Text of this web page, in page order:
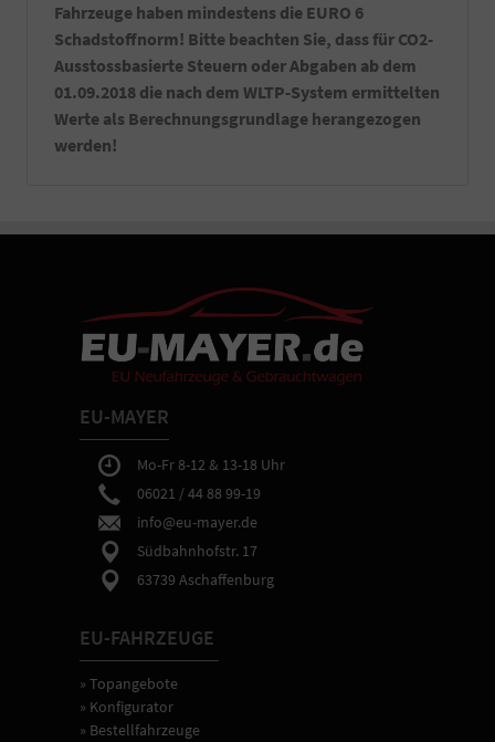
Fahrzeuge haben mindestens die EURO 6
Schadstoffnorm! Bitte beachten Sie, dass für CO2-
Ausstossbasierte Steuern oder Abgaben ab dem
01.09.2018 die nach dem WLTP-System ermittelten
Werte als Berechnungsgrundlage herangezogen
werden!
EU-MAYER
Mo-Fr 8-12 & 13-18 Uhr
06021 / 44 88 99-19
info@eu-mayer.de
Südbahnhofstr. 17
63739 Aschaffenburg
EU-FAHRZEUGE
» Topangebote
» Konfigurator
» Bestellfahrzeuge